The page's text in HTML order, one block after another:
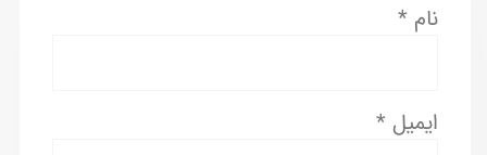
نام *
ایمیل *